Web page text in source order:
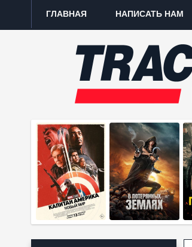
ГЛАВНАЯ НАПИСАТЬ НАМ